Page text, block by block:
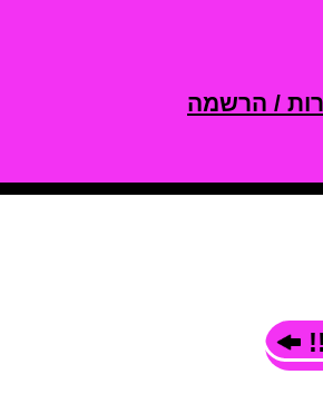
/ הרשמה